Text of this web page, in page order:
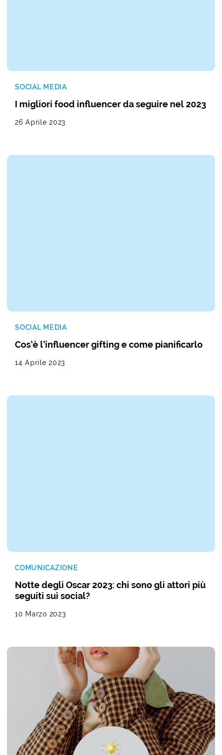
SOCIAL MEDIA
I migliori food influencer da seguire nel 2023
26 Aprile 2023
SOCIAL MEDIA
Cos’è l’influencer gifting e come pianificarlo
14 Aprile 2023
COMUNICAZIONE
Notte degli Oscar 2023: chi sono gli attori più
seguiti sui social?
10 Marzo 2023